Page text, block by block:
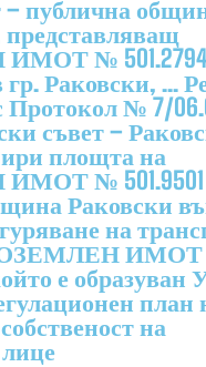
– публична
представляващ
№
гр. Раковски, ...
Протокол № 7/
съвет –
площта на
№ 501.9501
Раковски
на
е образуван
план
на